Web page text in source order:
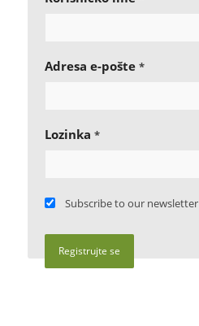
Adresa e-pošte *
Lozinka *
Subscribe to our newsletter
Registrujte se